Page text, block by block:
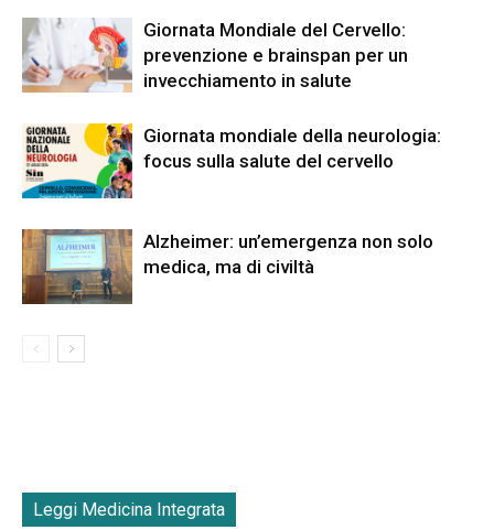
Giornata Mondiale del Cervello:
prevenzione e brainspan per un
invecchiamento in salute
Giornata mondiale della neurologia:
focus sulla salute del cervello
Alzheimer: un’emergenza non solo
medica, ma di civiltà
Leggi Medicina Integrata